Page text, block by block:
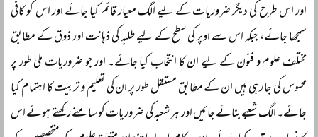
اور اس طرح کی دیگر ضروریات کے لیے الگ معیار قائم کیا جائے اور اس کو کافی
سمجھا جائے، جبکہ اس سے اوپر کی سطح کے لیے طلبہ کی ذہانت اور ذوق کے مطابق
مختلف علوم و فنون کے لیے ان کا انتخاب کیا جائے۔ اور جو ضروریات ملی طور پر
محسوس کی جا رہی ہیں ان کے مطابق مستقل طور پر ان کی تعلیم و تربیت کا اہتمام کیا
جائے۔ الگ شعبے بنائے جائیں اور ہر شعبہ کی ضروریات کو سامنے رکھتے ہوئے اس